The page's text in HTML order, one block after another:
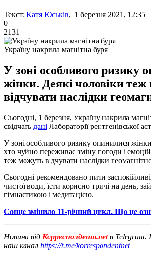
Текст: Катя Юськів, 1 березня 2021, 12:35
0
2131
Україну накрила магнітна буря
У зоні особливого ризику
жінки. Деякі чоловіки теж
відчувати наслідки
Сьогодні, 1 березня, Україну накрила
свідчать дані Лабораторії рентгенівської
У зоні особливого ризику опинилися
хто чуйно переживає зміну погоди і
теж можуть відчувати наслідки
Сьогодні рекомендовано пити заспокійливі
чистої води, їсти корисно тричі на день,
гімнастикою і медитацією.
Сонце змінило 11-річний цикл. Що це
Новини від Корреспондент.netв Telegram.
наш канал https://t.me/korrespondentnet